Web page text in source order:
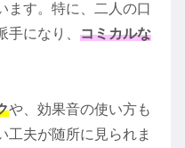
ます。特に、二人の口
になり、 コミカルな
や、効果音の使い方も
工夫が随所に見られま